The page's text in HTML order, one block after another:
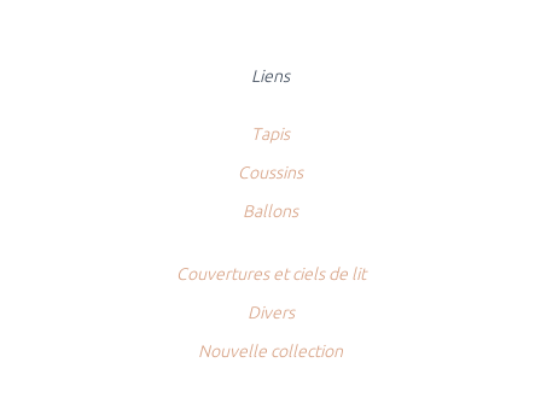
Liens
Tapis
Coussins
Ballons
Couvertures et ciels de lit
Divers
Nouvelle collection